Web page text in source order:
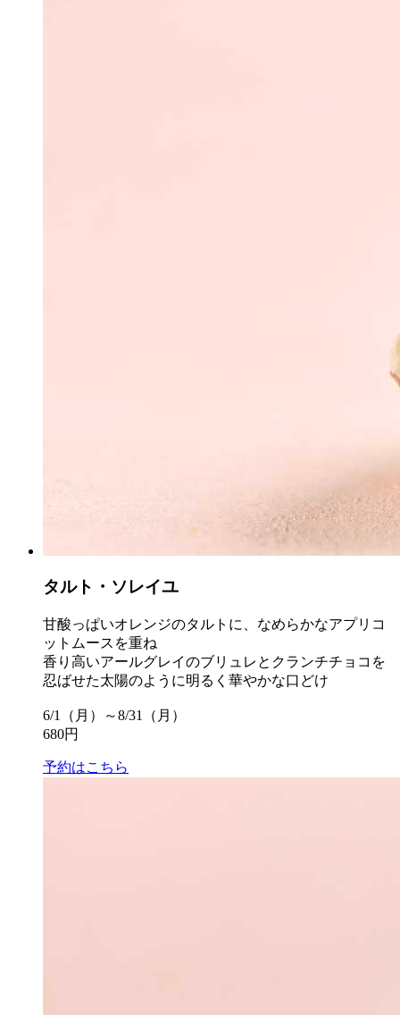
タルト・ソレイユ
甘酸っぱいオレンジのタルトに、なめらかなアプリコ
ットムースを重ね
香り高いアールグレイのブリュレとクランチチョコを
忍ばせた太陽のように明るく華やかな口どけ
6/1（月）～8/31（月）
680円
予約はこちら